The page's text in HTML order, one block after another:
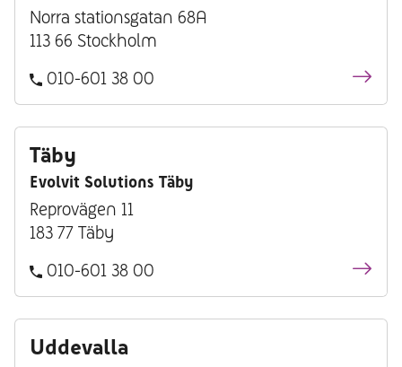
Norra stationsgatan 68A
113 66 Stockholm
010-601 38 00
Täby
Evolvit Solutions Täby
Reprovägen 11
183 77 Täby
010-601 38 00
Uddevalla